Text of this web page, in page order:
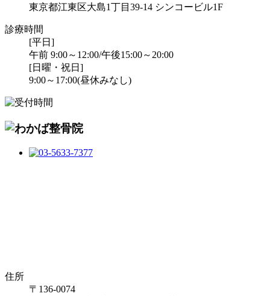
東京都江東区大島1丁目39-14 シンコービル1F
診療時間
[平日]
午前 9:00～12:00/午後15:00～20:00
[日曜・祝日]
9:00～17:00(昼休みなし)
住所
〒136-0074